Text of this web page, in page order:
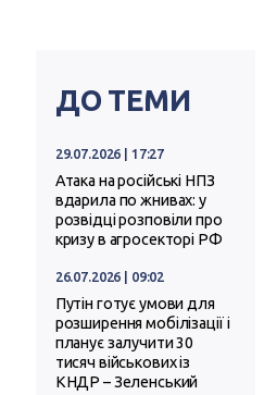
ДО ТЕМИ
29.07.2026 | 17:27
Атака на російські НПЗ
вдарила по жнивах: у
розвідці розповіли про
кризу в агросекторі РФ
26.07.2026 | 09:02
Путін готує умови для
розширення мобілізації і
планує залучити 30
тисяч військових із
КНДР – Зеленський